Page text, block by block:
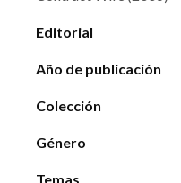
Editorial
Año de publicación
Colección
Género
Temas